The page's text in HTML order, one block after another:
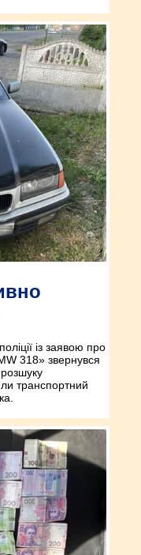
із заявою про
318» звернувся
транспортний